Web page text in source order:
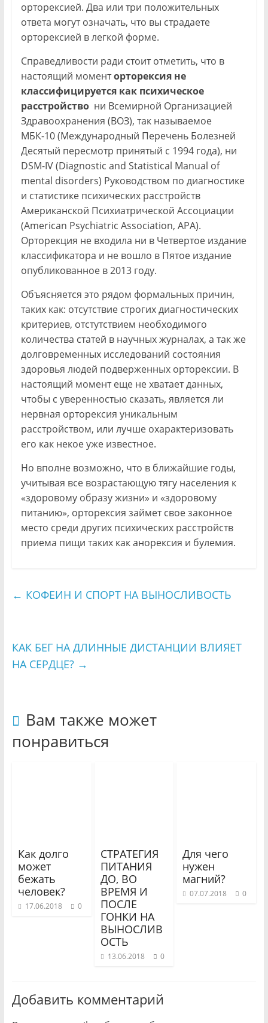
орторексией. Два или три положительных
ответа могут означать, что вы страдаете
орторексией в легкой форме.
Справедливости ради стоит отметить, что в
настоящий моменторторексия не
классифицируется как психическое
расстройствони Всемирной Организацией
Здравоохранения (ВОЗ), так называемое
МБК-10 (Международный Перечень Болезней
Десятый пересмотр принятый с 1994 года), ни
DSM-IV (Diagnostic and Statistical Manual of
mental disorders) Руководством по диагностике
и статистике психических расстройств
Американской Психиатрической Ассоциации
(American Psychiatric Association, APA).
Орторекция не входила ни в Четвертое издание
классификатора и не вошло в Пятое издание
опубликованное в 2013 году.
Объясняется это рядом формальных причин,
таких как: отсутствие строгих диагностических
критериев, отстутствием необходимого
количества статей в научных журналах, а так же
долговременных исследований состояния
здоровья людей подверженных орторексии. В
настоящий момент еще не хватает данных,
чтобы с уверенностью сказать, является ли
нервная орторексия уникальным
расстройством, или лучше охарактеризовать
его как некое уже известное.
Но вполне возможно, что в ближайшие годы,
учитывая все возрастающую тягу населения к
«здоровому образу жизни» и «здоровому
питанию», орторексия займет свое законное
место среди других психических расстройств
приема пищи таких как анорексия и булемия.
← КОФЕИН И СПОРТ НА ВЫНОСЛИВОСТЬ
КАК БЕГ НА ДЛИННЫЕ ДИСТАНЦИИ ВЛИЯЕТ
НА СЕРДЦЕ? →
Вам также может
понравиться
Как долго
может
бежать
человек?
17.06.2018 0
СТРАТЕГИЯ
ПИТАНИЯ
ДО, ВО
ВРЕМЯ И
ПОСЛЕ
ГОНКИ НА
ВЫНОСЛИВ
ОСТЬ
13.06.2018 0
Для чего
нужен
магний?
07.07.2018 0
Добавить комментарий